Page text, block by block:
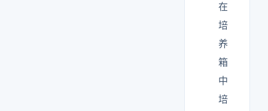
在
培
养
箱
中
培